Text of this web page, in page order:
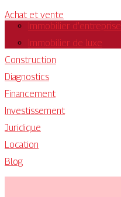
Achat et vente
Immobilier d’entreprise
Immobilier de luxe
Construction
Diagnostics
Financement
Investissement
Juridique
Location
Blog